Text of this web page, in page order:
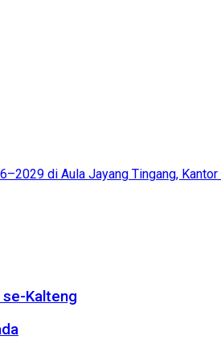
di Aula Jayang Tingang,
Kalteng